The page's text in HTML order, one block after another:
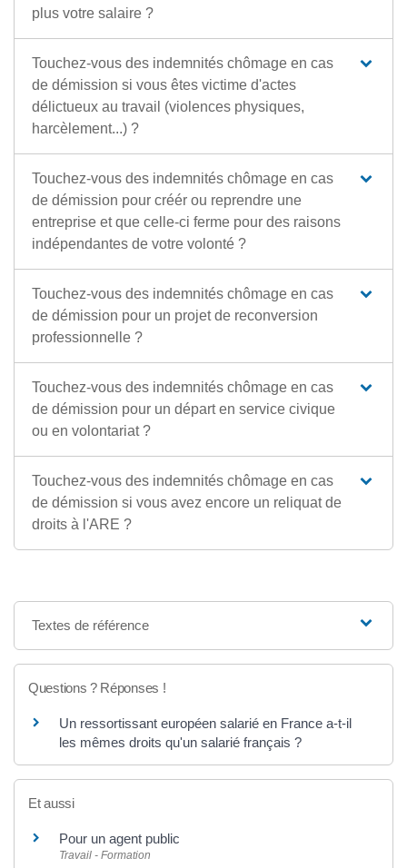
plus votre salaire ?
Touchez-vous des indemnités chômage en cas
de démission si vous êtes victime d'actes
délictueux au travail (violences physiques,
harcèlement...) ?
Touchez-vous des indemnités chômage en cas
de démission pour créér ou reprendre une
entreprise et que celle-ci ferme pour des raisons
indépendantes de votre volonté ?
Touchez-vous des indemnités chômage en cas
de démission pour un projet de reconversion
professionnelle ?
Touchez-vous des indemnités chômage en cas
de démission pour un départ en service civique
ou en volontariat ?
Touchez-vous des indemnités chômage en cas
de démission si vous avez encore un reliquat de
droits à l'ARE ?
Textes de référence
Questions ? Réponses !
Un ressortissant européen salarié en France a-t-il
les mêmes droits qu'un salarié français ?
Et aussi
Pour un agent public
Travail - Formation